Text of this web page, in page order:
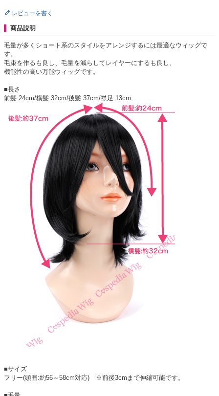
レビューを書く
商品説明
毛量が多くショート系のスタイルをアレンジするには最適なウィッグで
す。
毛束を作るも良し、毛量を減らしてレイヤーにするも良し、
機能性の高い万能ウィッグです。
■長さ
前髪:24cm/横髪:32cm/後髪:37cm/襟足:13cm
■サイズ
フリー(頭囲:約56～58cm対応) ※前後3cmまで伸縮可能です。